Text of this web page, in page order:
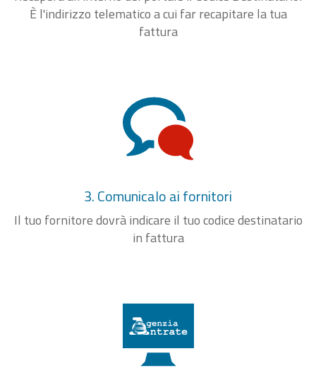
È l'indirizzo telematico a cui far recapitare la tua
fattura
3. Comunicalo ai fornitori
Il tuo fornitore dovrà indicare il tuo codice destinatario
in fattura